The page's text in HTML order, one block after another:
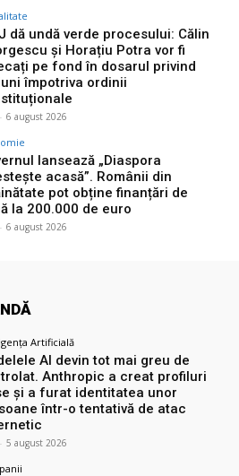
dă undă verde procesului: Călin
și Horațiu Potra vor fi
pe fond în dosarul privind
împotriva ordinii
- 6 august 2026
lansează „Diaspora
acasă”. Românii din
pot obține finanțări de
la 200.000 de euro
- 6 august 2026
Artificială
AI devin tot mai greu de
Anthropic a creat profiluri
și a furat identitatea unor
într-o tentativă de atac
- 5 august 2026